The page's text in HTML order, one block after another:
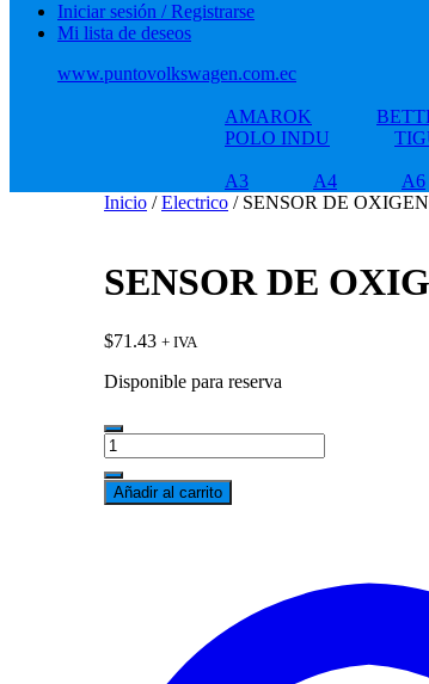
Iniciar sesión / Registrarse
Mi lista de deseos
www.puntovolkswagen.com.ec
AMAROK
POLO INDU
A3 A4 A6
Inicio /Electrico / SENSOR DE
SENSOR DE
$71.43 + IVA
Disponible para reserva
SENSOR
DE
OXIGENO
VW
Añadir al carrito